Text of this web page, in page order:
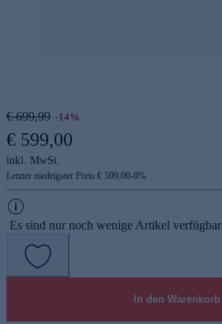
€ 699,99 -14%
€ 599,00
inkl. MwSt.
Letzter niedrigster Preis:€ 599,00-0%
Es sind nur noch wenige Artikel verfügbar
In den Warenkorb